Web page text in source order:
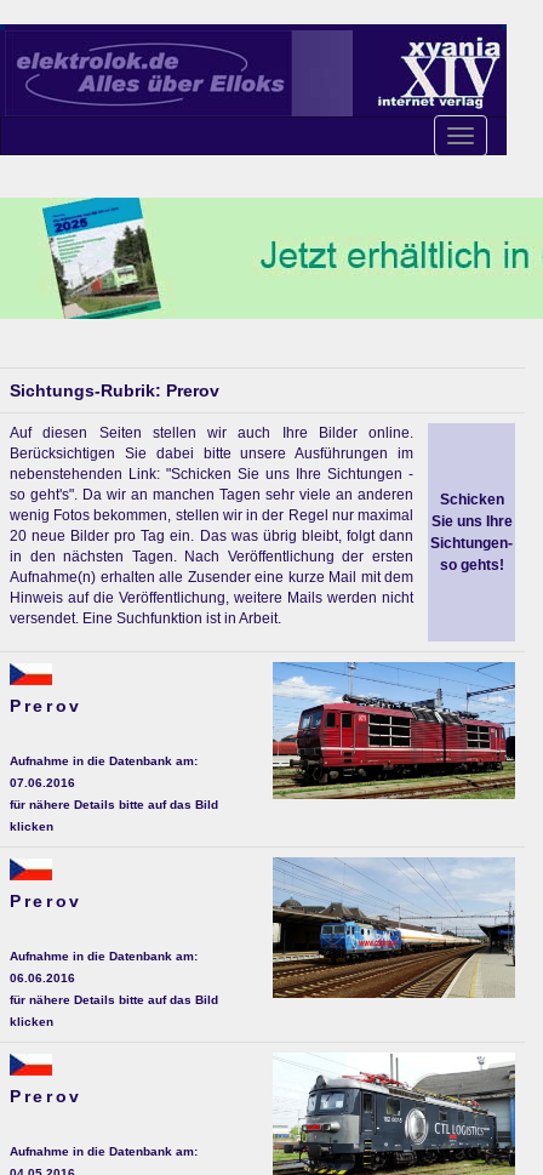
Toggle
navigation
Sichtungs-Rubrik: Prerov
Auf diesen Seiten stellen wir auch Ihre Bilder online.
Berücksichtigen Sie dabei bitte unsere Ausführungen im
nebenstehenden Link: "Schicken Sie uns Ihre Sichtungen -
so geht's". Da wir an manchen Tagen sehr viele an anderen
wenig Fotos bekommen, stellen wir in der Regel nur maximal
20 neue Bilder pro Tag ein. Das was übrig bleibt, folgt dann
in den nächsten Tagen. Nach Veröffentlichung der ersten
Aufnahme(n) erhalten alle Zusender eine kurze Mail mit dem
Hinweis auf die Veröffentlichung, weitere Mails werden nicht
versendet. Eine Suchfunktion ist in Arbeit.
Schicken
Sie uns Ihre
Sichtungen-
so gehts!
Prerov
Aufnahme in die Datenbank am:
07.06.2016
für nähere Details bitte auf das Bild
klicken
Prerov
Aufnahme in die Datenbank am:
06.06.2016
für nähere Details bitte auf das Bild
klicken
Prerov
Aufnahme in die Datenbank am: